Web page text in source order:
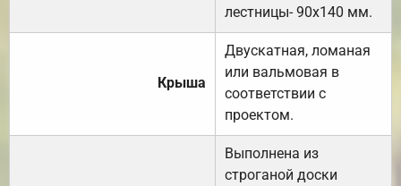
лестницы- 90х140 мм.
Крыша
Двускатная, ломаная
или вальмовая в
соответствии с
проектом.
Выполнена из
строганой доски